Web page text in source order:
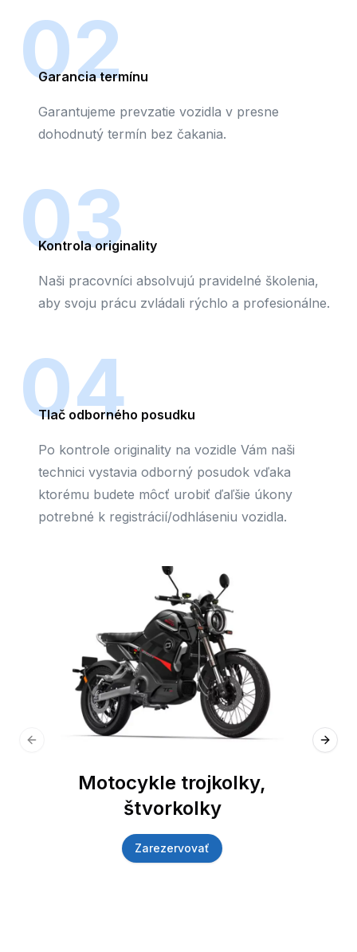
02
Garancia termínu
Garantujeme prevzatie vozidla v presne
dohodnutý termín bez čakania.
03
Kontrola originality
Naši pracovníci absolvujú pravidelné školenia,
aby svoju prácu zvládali rýchlo a profesionálne.
04
Tlač odborného posudku
Po kontrole originality na vozidle Vám naši
technici vystavia odborný posudok vďaka
ktorému budete môcť urobiť ďaľšie úkony
potrebné k registrácií/odhláseniu vozidla.
Motocykle trojkolky,
štvorkolky
Zarezervovať
Previous slide Next